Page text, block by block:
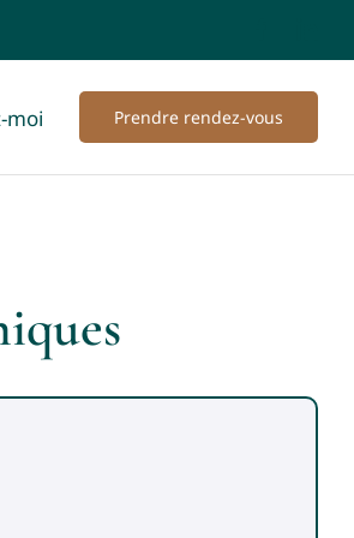
moi Prendre rendez-vous